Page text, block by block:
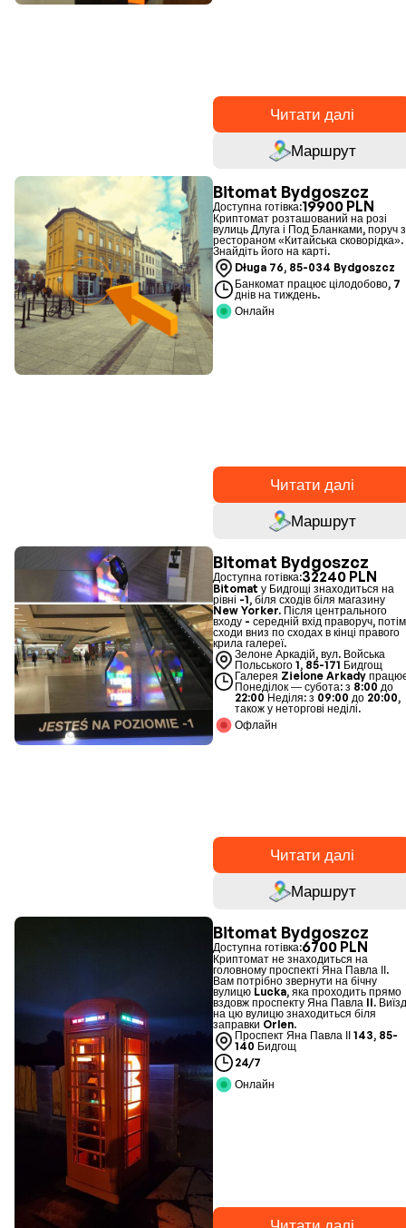
Читати далі
Маршрут
Bitomat Bydgoszcz
Доступна готівка:19900 PLN
Криптомат розташований на розі
вулиць Длуга і Под Бланками, поруч з
рестораном «Китайська сковорідка».
Знайдіть його на карті.
Długa 76, 85-034 Bydgoszcz
Банкомат працює цілодобово, 7
днів на тиждень.
Онлайн
Читати далі
Маршрут
Bitomat Bydgoszcz
Доступна готівка:32240 PLN
Bitomat у Бидгощі знаходиться на
рівні -1, біля сходів біля магазину
New Yorker. Після центрального
входу - середній вхід праворуч, потім
сходи вниз по сходах в кінці правого
крила галереї.
Зелоне Аркадій, вул. Войська
Польського 1, 85-171 Бидгощ
Галерея Zielone Arkady
Понеділок — субота: з 8:00 до
22:00 Неділя: з 09:00 до 20:00,
також у неторгові неділі.
Офлайн
Читати далі
Маршрут
Bitomat Bydgoszcz
Доступна готівка:6700 PLN
Криптомат не знаходиться на
головному проспекті Яна Павла ІІ.
Вам потрібно звернути на бічну
вулицю Lucka, яка проходить прямо
вздовж проспекту Яна Павла II.
на цю вулицю знаходиться біля
заправки Orlen.
Проспект Яна Павла ІІ 143, 85-
140 Бидгощ
24/7
Онлайн